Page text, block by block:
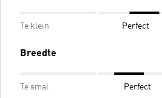
Te klein Perfect
Breedte
Te smal Perfect